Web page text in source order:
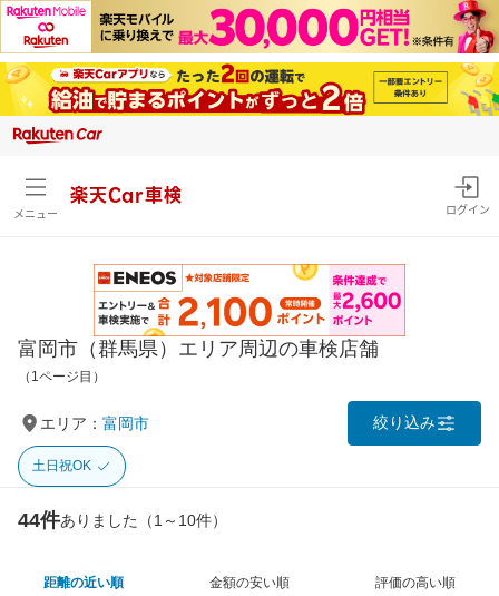
メニュー
楽天Car車検
ログイン
富岡市（群馬県）エリア周辺の車検店舗
（1ページ目）
エリア： 富岡市 絞り込み
土日祝OK
44件ありました（1～10件）
距離の近い順 金額の安い順 評価の高い順